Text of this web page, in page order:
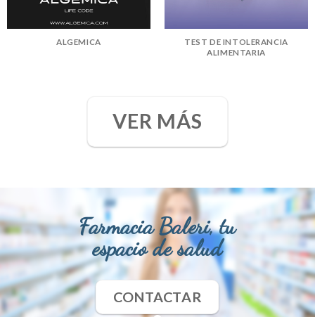
ALGEMICA
TEST DE INTOLERANCIA
ALIMENTARIA
VER MÁS
Farmacia Baleri, tu
espacio de salud
CONTACTAR